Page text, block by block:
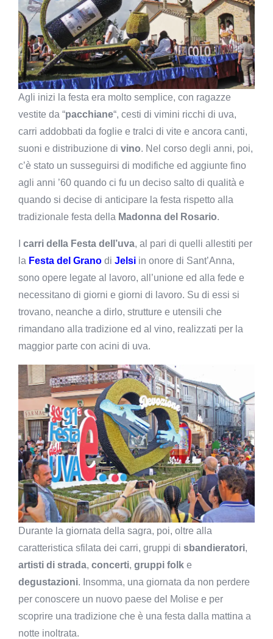
Agli inizi la festa era molto semplice, con ragazze
vestite da “pacchiane“, cesti di vimini ricchi di uva,
carri addobbati da foglie e tralci di vite e ancora canti,
suoni e distribuzione di vino. Nel corso degli anni, poi,
c’è stato un susseguirsi di modifiche ed aggiunte fino
agli anni ’60 quando ci fu un deciso salto di qualità e
quando si decise di anticipare la festa rispetto alla
tradizionale festa della Madonna del Rosario.
carri della Festa dell’uva, al pari di quelli allestiti per
la Festa del Grano di Jelsi in onore di Sant’Anna,
sono opere legate al lavoro, all’unione ed alla fede e
necessitano di giorni e giorni di lavoro. Su di essi si
trovano, neanche a dirlo, strutture e utensili che
rimandano alla tradizione ed al vino, realizzati per la
maggior parte con acini di uva.
Durante la giornata della sagra, poi, oltre alla
caratteristica sfilata dei carri, gruppi di sbandieratori,
artisti di strada, concerti, gruppi folk e
degustazioni. Insomma, una giornata da non perdere
per conoscere un nuovo paese del Molise e per
scoprire una tradizione che è una festa dalla mattina a
notte inoltrata.